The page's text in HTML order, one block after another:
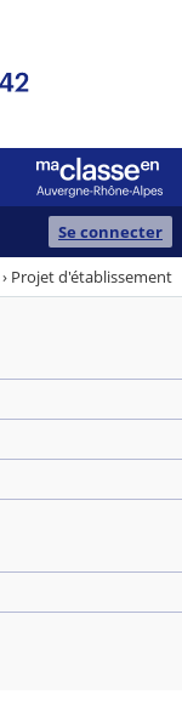
Se connecter
› Projet d'établissement